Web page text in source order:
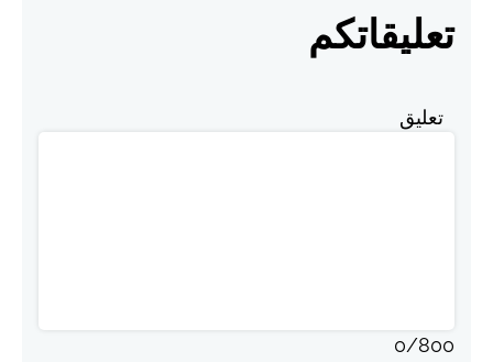
تعليقاتكم
تعليق
0/800